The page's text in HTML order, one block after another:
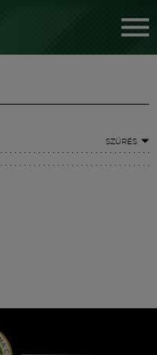
SZŰRÉS